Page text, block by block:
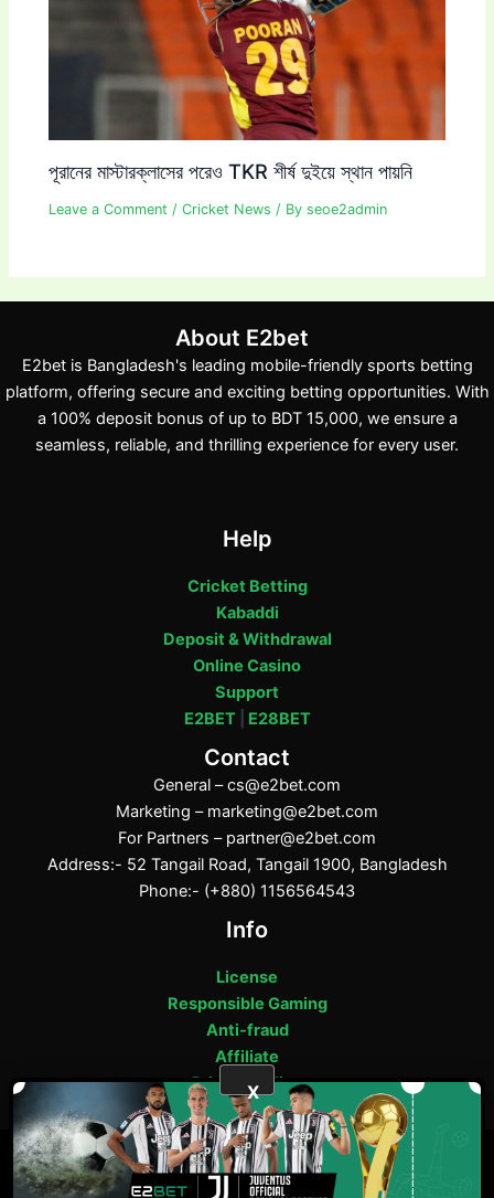
X
পূরানের মাস্টারক্লাসের পরেও TKR শীর্ষ দুইয়ে স্থান পায়নি
Leave a Comment /Cricket News / Byseoe2admin
About E2bet
E2bet is Bangladesh's leading mobile-friendly sports betting
platform, offering secure and exciting betting opportunities. With
a 100% deposit bonus of up to BDT 15,000, we ensure a
seamless, reliable, and thrilling experience for every user.
Help
Cricket Betting
Kabaddi
Deposit & Withdrawal
Online Casino
Support
E2BET| E28BET
Contact
General –cs@e2bet.com
Marketing – marketing@e2bet.com
For Partners – partner@e2bet.com
Address:- 52 Tangail Road, Tangail 1900, Bangladesh
Phone:- (+880) 1156564543
Info
License
Responsible Gaming
Anti-fraud
Affiliate
Privacy Policy
ফেসবুক
পিন্টারেস্ট
টাম্বলার
মিডিয়াম